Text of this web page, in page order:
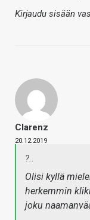
Kirjaudu sisään
Clarenz
20.12.2019
?..
Olisi kyllä
herkemmin
joku